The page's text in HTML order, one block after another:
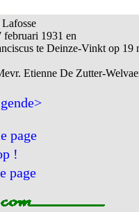
februari 1931 en
te Deinze-Vinkt op 19
Etienne De Zutter-
page
!
page